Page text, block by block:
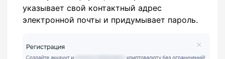
указывает свой контактный адрес
электронной почты и придумывает пароль.